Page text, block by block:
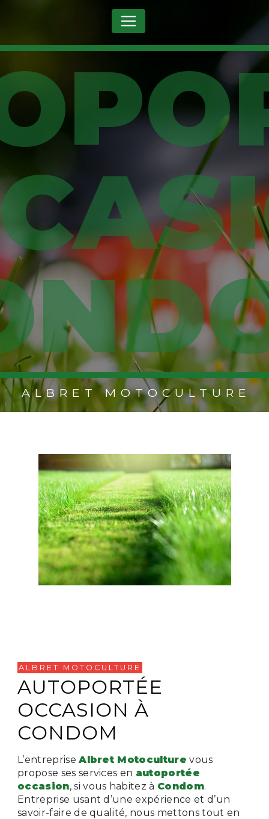
ALBRET MOTOCULTURE
ALBRET MOTOCULTURE
AUTOPORTÉE
OCCASION À
CONDOM
L’entrepriseAlbret Motoculture vous
propose ses services en autoportée
occasion, si vous habitez à Condom.
Entreprise usant d’une expérience et d’un
savoir-faire de qualité, nous mettons tout en
Panneau de gestion des cookies